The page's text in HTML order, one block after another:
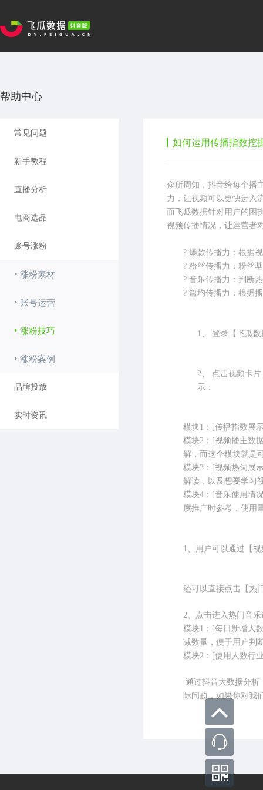
帮助中心
常见问题
新手教程
直播分析
电商选品
账号涨粉
• 涨粉素材
• 账号运营
• 涨粉技巧
• 涨粉案例
品牌投放
实时资讯
如何运用传播指数挖
众所周知，抖音给每个播
力，让视频可以更快进入
而飞瓜数据针对用户的困
视频传播情况，让运营者
? 爆款传播力：根据
? 粉丝传播力：粉丝
? 音乐传播力：判断
? 篇均传播力：根据
1、 登录【飞瓜
2、
点击视频卡
示：
模块1：[传播指数展
模块2：[视频播主数
解，而这个模块就是
模块3：[视频热词展
解读，以及想要学习
模块4：[音乐使用情
度推广时参考，使用
1、用户可以通过【
还可以直接点击【热
2、点击进入热门音
模块1： [每日新增人
减数量，便于用户判
模块2： [使用人数行
通过抖音大数据分析
际问题，如果你对我